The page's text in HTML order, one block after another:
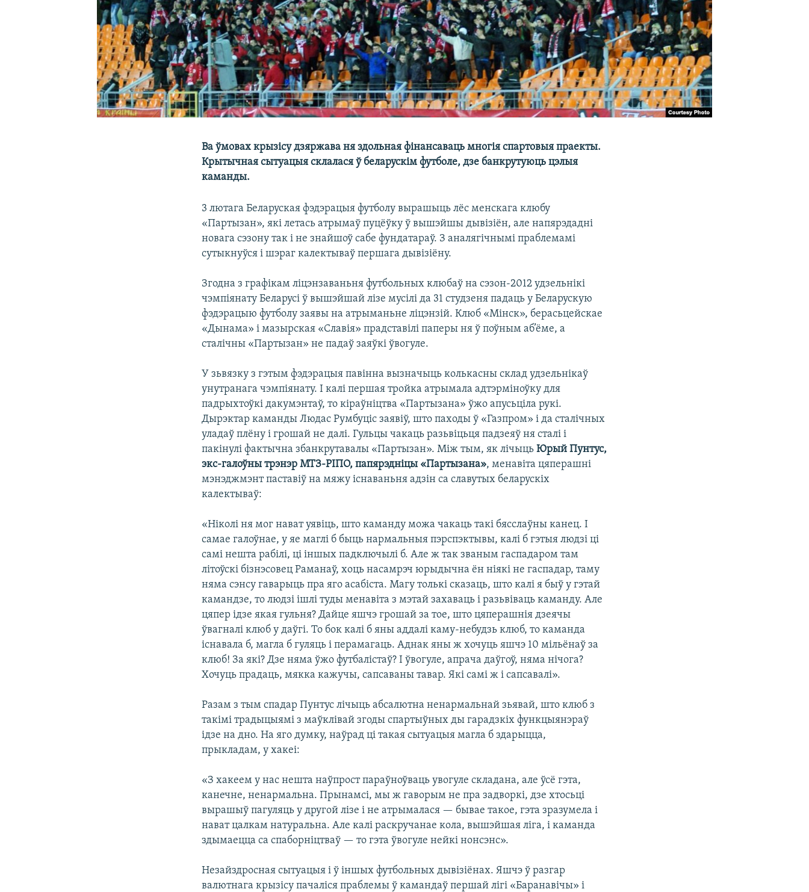
Ва ўмовах крызісу дзяржава ня здольная фінансаваць многія спартовыя праекты.
Крытычная сытуацыя склалася ў беларускім футболе, дзе банкрутуюць цэлыя
каманды.
3 лютага Беларуская фэдэрацыя футболу вырашыць лёс менскага клюбу
«Партызан», які летась атрымаў пуцёўку ў вышэйшы дывізіён, але напярэдадні
новага сэзону так і не знайшоў сабе фундатараў. З аналягічнымі праблемамі
сутыкнуўся і шэраг калектываў першага дывізіёну.
Згодна з графікам ліцэнзаваньня футбольных клюбаў на сэзон-2012 удзельнікі
чэмпіянату Беларусі ў вышэйшай лізе мусілі да 31 студзеня падаць у Беларускую
фэдэрацыю футболу заявы на атрыманьне ліцэнзій. Клюб «Мінск», берасьцейскае
«Дынама» і мазырская «Славія» прадставілі паперы ня ў поўным аб’ёме, а
сталічны «Партызан» не падаў заяўкі ўвогуле.
У зьвязку з гэтым фэдэрацыя павінна вызначыць колькасны склад удзельнікаў
унутранага чэмпіянату. І калі першая тройка атрымала адтэрміноўку для
падрыхтоўкі дакумэнтаў, то кіраўніцтва «Партызана» ўжо апусьціла рукі.
Дырэктар каманды Людас Румбуціс заявіў, што паходы ў «Газпром» і да сталічных
уладаў плёну і грошай не далі. Гульцы чакаць разьвіцьця падзеяў ня сталі і
пакінулі фактычна збанкрутавалы «Партызан». Між тым, як лічыцьЮрый Пунтус,
экс-галоўны трэнэр МТЗ-РІПО, папярэдніцы «Партызана», менавіта цяперашні
мэнэджмэнт паставіў на мяжу існаваньня адзін са славутых беларускіх
калектываў:
«Ніколі ня мог нават уявіць, што каманду можа чакаць такі бясслаўны канец. І
самае галоўнае, у яе маглі б быць нармальныя пэрспэктывы, калі б гэтыя людзі ці
самі нешта рабілі, ці іншых падключылі б. Але ж так званым гаспадаром там
літоўскі бізнэсовец Раманаў, хоць насамрэч юрыдычна ён ніякі не гаспадар, таму
няма сэнсу гаварыць пра яго асабіста. Магу толькі сказаць, што калі я быў у гэтай
камандзе, то людзі ішлі туды менавіта з мэтай захаваць і разьвіваць каманду. Але
цяпер ідзе якая гульня? Дайце яшчэ грошай за тое, што цяперашнія дзеячы
ўвагналі клюб у даўгі. То бок калі б яны аддалі каму-небудзь клюб, то каманда
існавала б, магла б гуляць і перамагаць. Аднак яны ж хочуць яшчэ 10 мільёнаў за
клюб! За які? Дзе няма ўжо футбалістаў? І ўвогуле, апрача даўгоў, няма нічога?
Хочуць прадаць, мякка кажучы, сапсаваны тавар. Які самі ж і сапсавалі».
Разам з тым спадар Пунтус лічыць абсалютна ненармальнай зьявай, што клюб з
такімі традыцыямі з маўклівай згоды спартыўных ды гарадзкіх функцыянэраў
ідзе на дно. На яго думку, наўрад ці такая сытуацыя магла б здарыцца,
прыкладам, у хакеі:
«З хакеем у нас нешта наўпрост параўноўваць увогуле складана, але ўсё гэта,
канечне, ненармальна. Прынамсі, мы ж гаворым не пра задворкі, дзе хтосьці
вырашыў пагуляць у другой лізе і не атрымалася — бывае такое, гэта зразумела і
нават цалкам натуральна. Але калі раскручанае кола, вышэйшая ліга, і каманда
здымаецца са спаборніцтваў — то гэта ўвогуле нейкі нонсэнс».
Незайздросная сытуацыя і ў іншых футбольных дывізіёнах. Яшчэ ў разгар
валютнага крызісу пачаліся праблемы ў камандаў першай лігі «Баранавічы» і